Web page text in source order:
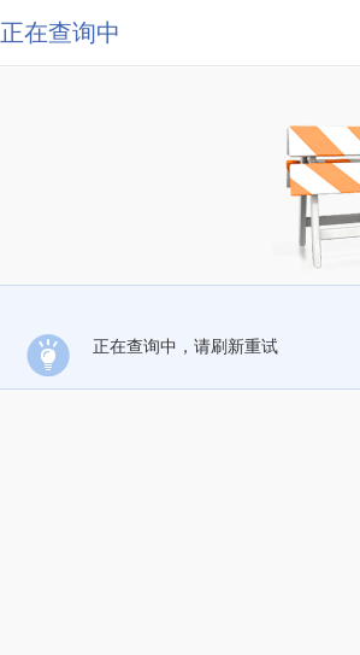
正在查询中
正在查询中，请刷新重试